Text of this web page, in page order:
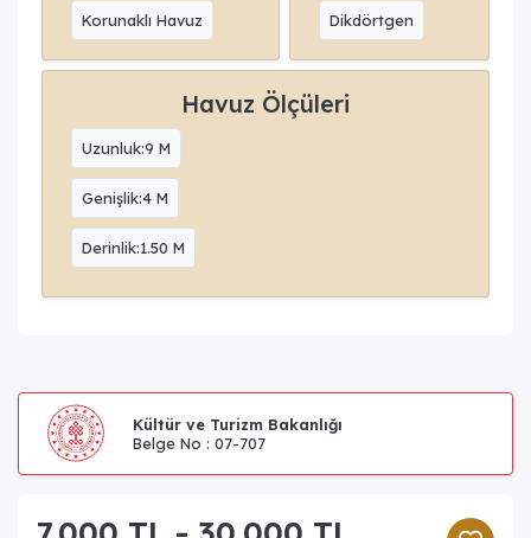
Korunaklı Havuz Dikdörtgen
Havuz Ölçüleri
Uzunluk:9 M
Genişlik:4 M
Derinlik:1.50 M
Kültür ve Turizm Bakanlığı
Belge No : 07-707